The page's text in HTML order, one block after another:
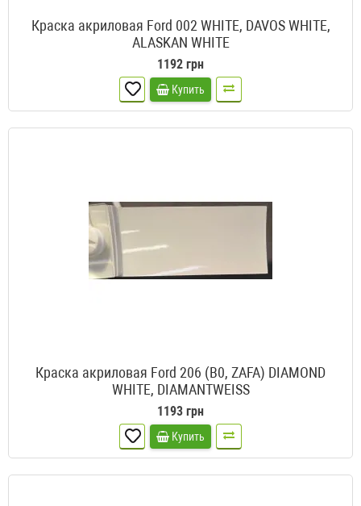
Краска акриловая Ford 002 WHITE, DAVOS WHITE,
ALASKAN WHITE
1192 грн
Купить
Краска акриловая Ford 206 (B0, ZAFA) DIAMOND
WHITE, DIAMANTWEISS
1193 грн
Купить